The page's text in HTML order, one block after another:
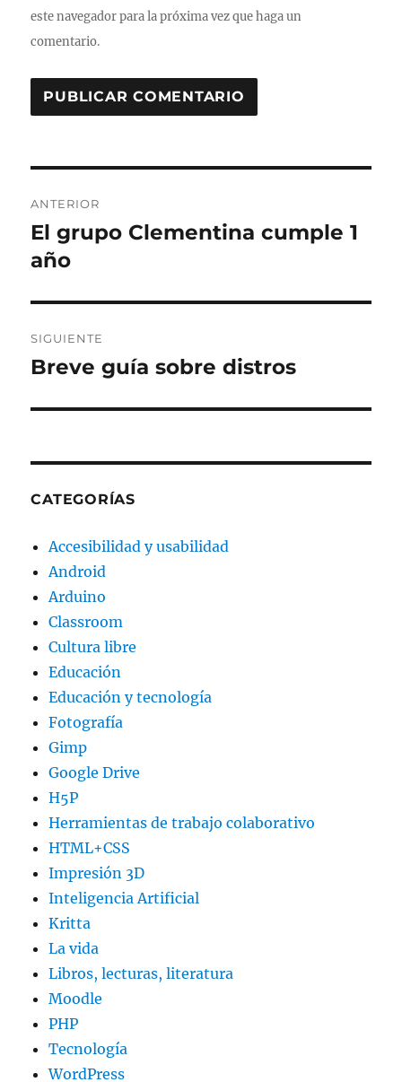
este navegador para la próxima vez que haga un
comentario.
de
entradas
ANTERIOR
Entrada
anterior:
El grupo Clementina cumple 1
año
SIGUIENTE
Entrada
Breve guía sobre distros
CATEGORÍAS
Accesibilidad y usabilidad
Android
Arduino
Classroom
Cultura libre
Educación
Educación y tecnología
Fotografía
Gimp
Google Drive
H5P
Herramientas de trabajo colaborativo
HTML+CSS
Impresión 3D
Inteligencia Artificial
Kritta
La vida
Libros, lecturas, literatura
Moodle
PHP
Tecnología
WordPress